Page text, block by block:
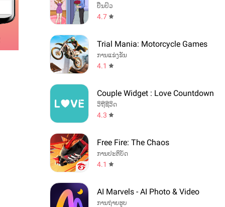
ປິ່ນປົວ
4.7
Trial Mania: Motorcycle Games
ການແຂ່ງຂັນ
4.1
Couple Widget : Love Countdown
ວິຖີຊີວິດ
4.3
Free Fire: The Chaos
ການປະຕິບັດ
4.1
AI Marvels - AI Photo & Video
ການຖ່າຍຮູບ